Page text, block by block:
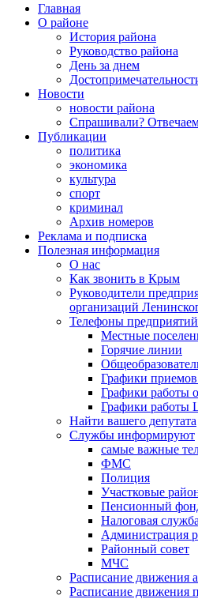
Главная
О районе
История района
Руководство района
День за днем
Новости
новости района
Спрашивали?
Публикации
политика
экономика
культура
спорт
криминал
Архив номеров
Реклама и подписка
Полезная информация
О нас
Как звонить в Крым
Руководители
организаций
Телефоны
Местные
Горячие линии
Графики приемов
Графики работы
Графики работы
Найти вашего депутата
Службы информируют
самые важные
ФМС
Полиция
Участковые
Пенсионный
Налоговая служба
Администрация
Районный совет
МЧС
Расписание движения
Расписание движения